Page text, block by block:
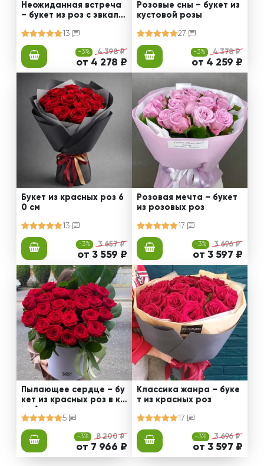
Неожиданная встреча
– букет из роз с эвкали
13
-3% 4 398 ₽
от 4 278 ₽
Розовые сны – букет из
кустовой розы
27
-3% 4 378 ₽
от 4 259 ₽
Букет из красных роз 6
0 см
13
-3% 3 657 ₽
от 3 559 ₽
Розовая мечта – букет
из розовых роз
17
-3% 3 696 ₽
от 3 597 ₽
Пылающее сердце – бу
кет из красных роз в ко
робке
5
-3% 8 200 ₽
от 7 966 ₽
Классика жанра – буке
т из красных роз
17
-3% 3 696 ₽
от 3 597 ₽